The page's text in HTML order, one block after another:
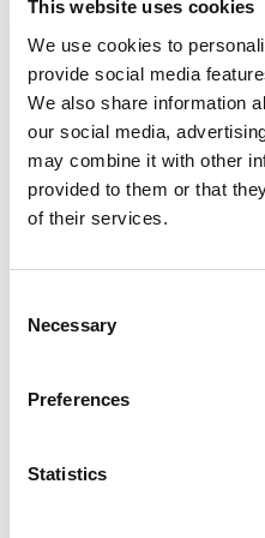
This website uses cookies
We use cookies to
provide social media
We also share information
our social media,
may combine it with other
provided to them or that
of their services.
Selection
Necessary
Preferences
Statistics